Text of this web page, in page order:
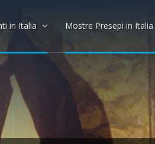
in Italia Mostre Presepi in Italia